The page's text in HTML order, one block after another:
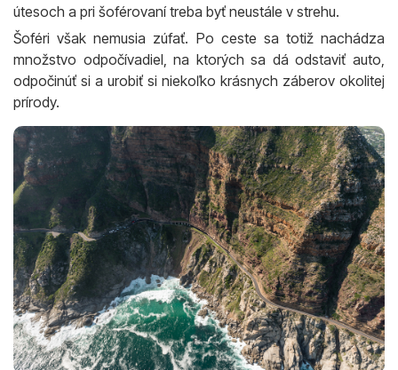
útesoch a pri šoférovaní treba byť neustále v strehu.
Šoféri však nemusia zúfať. Po ceste sa totiž nachádza
množstvo odpočívadiel, na ktorých sa dá odstaviť auto,
odpočinúť si a urobiť si niekoľko krásnych záberov okolitej
prírody.